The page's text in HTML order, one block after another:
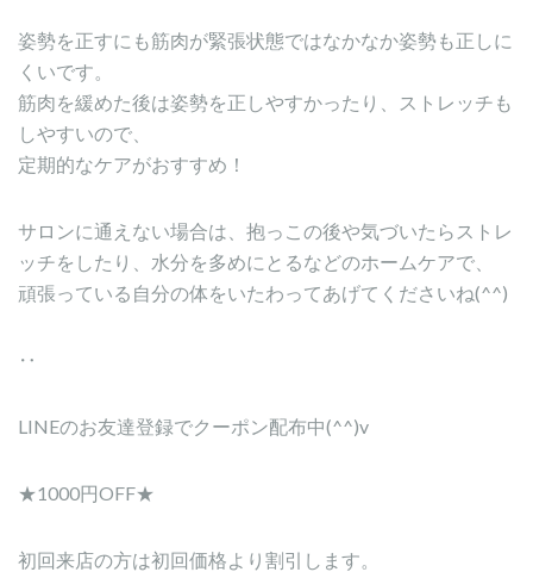
姿勢を正すにも筋肉が緊張状態ではなかなか姿勢も正しに
くいです。
筋肉を緩めた後は姿勢を正しやすかったり、ストレッチも
しやすいので、
定期的なケアがおすすめ！
サロンに通えない場合は、抱っこの後や気づいたらストレ
ッチをしたり、水分を多めにとるなどのホームケアで、
頑張っている自分の体をいたわってあげてくださいね(^^)
‥
LINEのお友達登録でクーポン配布中(^^)v
★1000円OFF★
初回来店の方は初回価格より割引します。